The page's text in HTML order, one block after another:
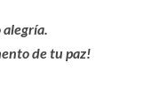
alegría.
de tu paz!